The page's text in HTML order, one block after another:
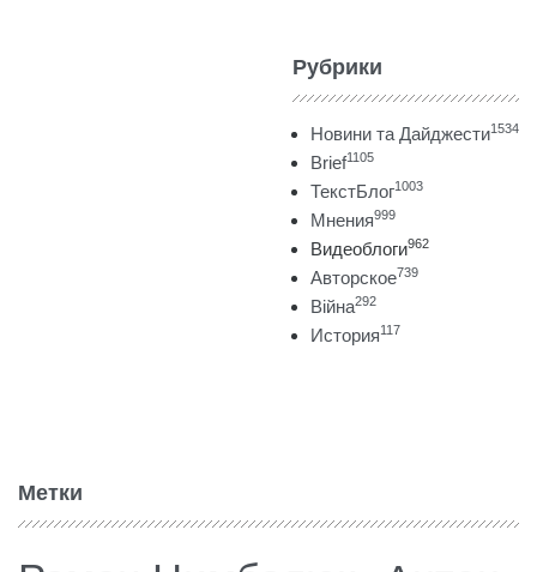
Рубрики
Новини та Дайджести1534
Brief1105
ТекстБлог1003
Мнения999
Видеоблоги962
Авторское739
Війна292
История117
Метки